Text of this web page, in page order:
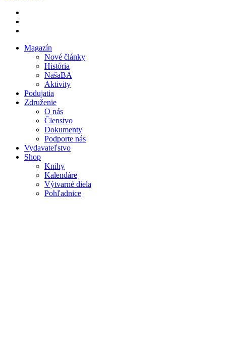
Magazín
Nové články
História
NašaBA
Aktivity
Podujatia
Združenie
O nás
Členstvo
Dokumenty
Podporte nás
Vydavateľstvo
Shop
Knihy
Kalendáre
Výtvarné diela
Pohľadnice